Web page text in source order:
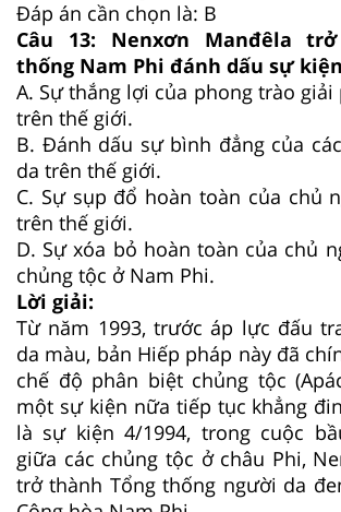
Đáp án cần chọn là: B
Câu 13: Nenxơn Manđêla
thống Nam Phi đánh dấu sự
A. Sự thắng lợi của phong trào giải
trên thế giới.
B. Đánh dấu sự bình đẳng của
da trên thế giới.
C. Sự sụp đổ hoàn toàn của chủ
trên thế giới.
D. Sự xóa bỏ hoàn toàn của chủ
chủng tộc ở Nam Phi.
Lời giải:
Từ năm 1993, trước áp lực đấu
da màu, bản Hiếp pháp này đã
chế độ phân biệt chủng tộc
một sự kiện nữa tiếp tục khẳng
là sự kiện 4/1994, trong cuộc
giữa các chủng tộc ở châu Phi,
trở thành Tổng thống người da